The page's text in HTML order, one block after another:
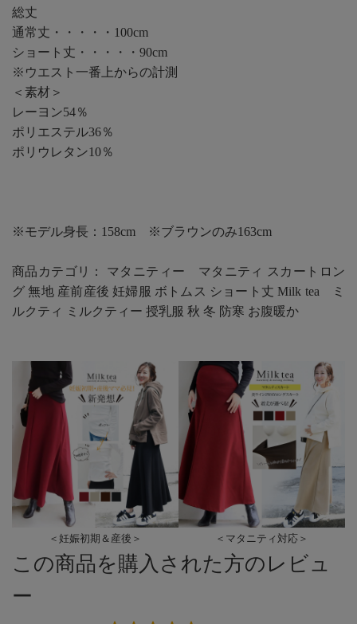
総丈
通常丈・・・・・100cm
ショート丈・・・・・90cm
※ウエスト一番上からの計測
＜素材＞
レーヨン54％
ポリエステル36％
ポリウレタン10％
※モデル身長：158cm ※ブラウンのみ163cm
商品カテゴリ： マタニティー マタニティ スカートロン
グ 無地 産前産後 妊婦服 ボトムス ショート丈 Milk tea ミ
ルクティ ミルクティー 授乳服 秋 冬 防寒 お腹暖か
＜妊娠初期＆産後＞ ＜マタニティ対応＞
この商品を購入された方のレビュ
ー